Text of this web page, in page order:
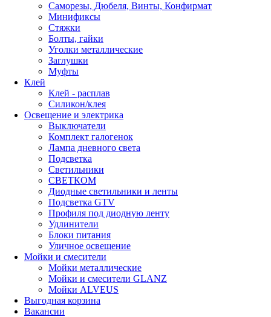
Саморезы, Дюбеля, Винты, Конфирмат
Минификсы
Стяжки
Болты, гайки
Уголки металлические
Заглушки
Муфты
Клей
Клей - расплав
Силикон/клея
Освещение и электрика
Выключатели
Комплект галогенок
Лампа дневного света
Подсветка
Светильники
СВЕТКОМ
Диодные светильники и ленты
Подсветка GTV
Профиля под диодную ленту
Удлинители
Блоки питания
Уличное освещение
Мойки и смесители
Мойки металлические
Мойки и смесители GLANZ
Мойки ALVEUS
Выгодная корзина
Вакансии